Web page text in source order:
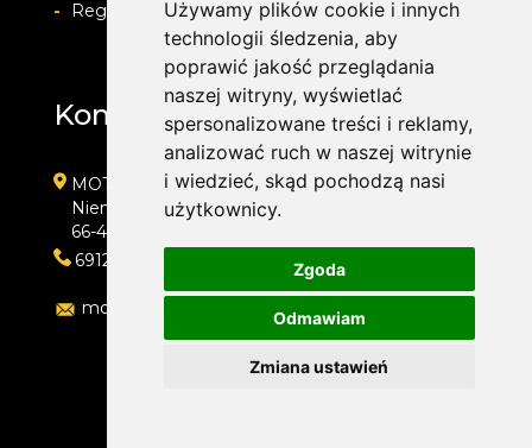
Używamy plików cookie i innych
technologii śledzenia, aby
poprawić jakość przeglądania
naszej witryny, wyświetlać
spersonalizowane treści i reklamy,
analizować ruch w naszej witrynie
i wiedzieć, skąd pochodzą nasi
użytkownicy.
Zgoda
Odmawiam
Zmiana ustawień
-
Regulamin i Polityka prywatności
Kontakt
MOTOLAB WULKANIZACJA 24H
Niemcewicza 39
66-400 Gorzów Wielkopolski
691204767
motolab@onet.pl